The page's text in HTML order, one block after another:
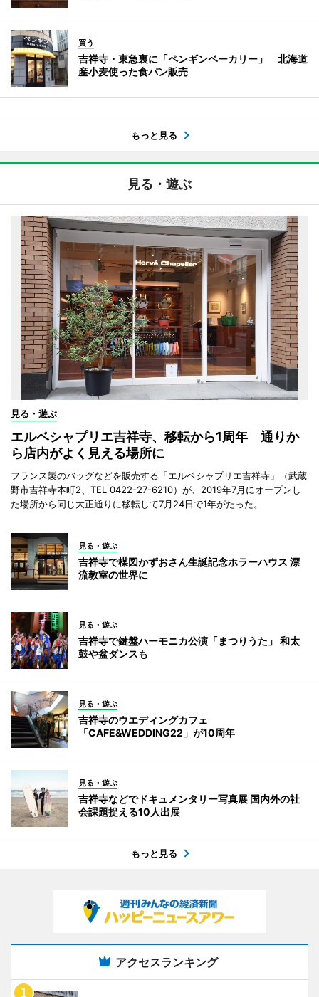
買う
吉祥寺・東急裏に「ペンギンベーカリー」 北海道
産小麦使った食パン販売
もっと見る
見る・遊ぶ
見る・遊ぶ
エルベシャプリエ吉祥寺、移転から1周年 通りか
ら店内がよく見える場所に
フランス製のバッグなどを販売する「エルベシャプリエ吉祥寺」（武蔵
野市吉祥寺本町2、TEL 0422-27-6210）が、2019年7月にオープンし
た場所から同じ大正通りに移転して7月24日で1年がたった。
見る・遊ぶ
吉祥寺で楳図かずおさん生誕記念ホラーハウス 漂
流教室の世界に
見る・遊ぶ
吉祥寺で鍵盤ハーモニカ公演「まつりうた」 和太
鼓や盆ダンスも
見る・遊ぶ
吉祥寺のウエディングカフェ
「CAFE&WEDDING22」が10周年
見る・遊ぶ
吉祥寺などでドキュメンタリー写真展 国内外の社
会課題捉える10人出展
もっと見る
アクセスランキング